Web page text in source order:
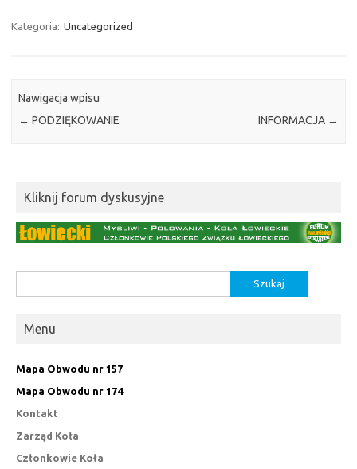
Kategoria: Uncategorized
Nawigacja wpisu
← PODZIĘKOWANIE INFORMACJA →
Kliknij forum dyskusyjne
Menu
Mapa Obwodu nr 157
Mapa Obwodu nr 174
Kontakt
Zarząd Koła
Członkowie Koła